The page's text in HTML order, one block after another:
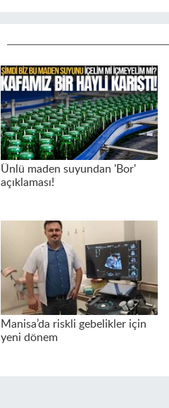
Ünlü maden suyundan 'Bor'
açıklaması!
Manisa’da riskli gebelikler için
yeni dönem